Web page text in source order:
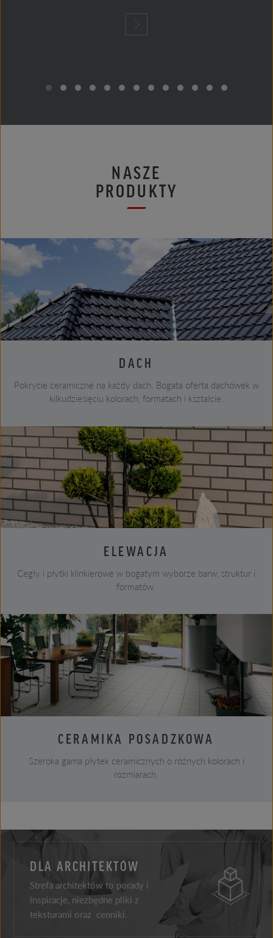
NASZE
PRODUKTY
DACH
Pokrycie ceramiczne na każdy dach. Bogata oferta dachówek w
kilkudziesięciu kolorach, formatach i kształcie.
ELEWACJA
Cegły i płytki klinkierowe w bogatym wyborze barw, struktur i
formatów.
CERAMIKA POSADZKOWA
Szeroka gama płytek ceramicznych o różnych kolorach i
rozmiarach.
DLA ARCHITEKTÓW
Strefa architektów to porady i
inspiracje, niezbędne pliki z
teksturami oraz cenniki.